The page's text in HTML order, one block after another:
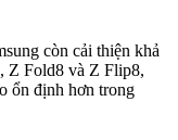
còn cải thiện khả
Z Fold8 và Z Flip8,
ổn định hơn trong